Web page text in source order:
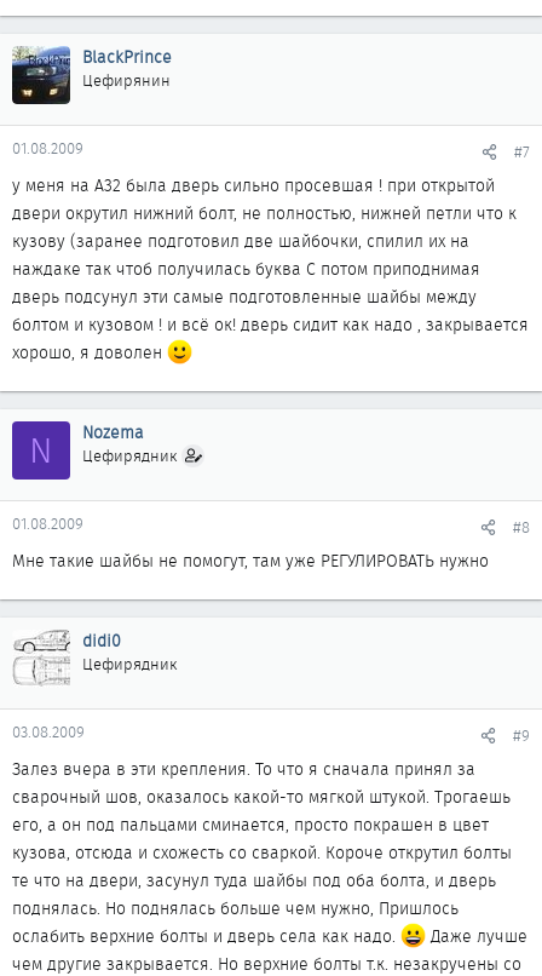
BlackPrince
Цефирянин
01.08.2009 #7
у меня на A32 была дверь сильно просевшая ! при открытой
двери окрутил нижний болт, не полностью, нижней петли что к
кузову (заранее подготовил две шайбочки, спилил их на
наждаке так чтоб получилась буква С потом приподнимая
дверь подсунул эти самые подготовленные шайбы между
болтом и кузовом ! и всё ок! дверь сидит как надо , закрывается
хорошо, я доволен
N Nozema
Цефирядник
01.08.2009 #8
Мне такие шайбы не помогут, там уже РЕГУЛИРОВАТЬ нужно
didi0
Цефирядник
03.08.2009 #9
Залез вчера в эти крепления. То что я сначала принял за
сварочный шов, оказалось какой-то мягкой штукой. Трогаешь
его, а он под пальцами сминается, просто покрашен в цвет
кузова, отсюда и схожесть со сваркой. Короче открутил болты
те что на двери, засунул туда шайбы под оба болта, и дверь
поднялась. Но поднялась больше чем нужно, Пришлось
ослабить верхние болты и дверь села как надо.
Даже лучше
чем другие закрывается. Но верхние болты т.к. незакручены со